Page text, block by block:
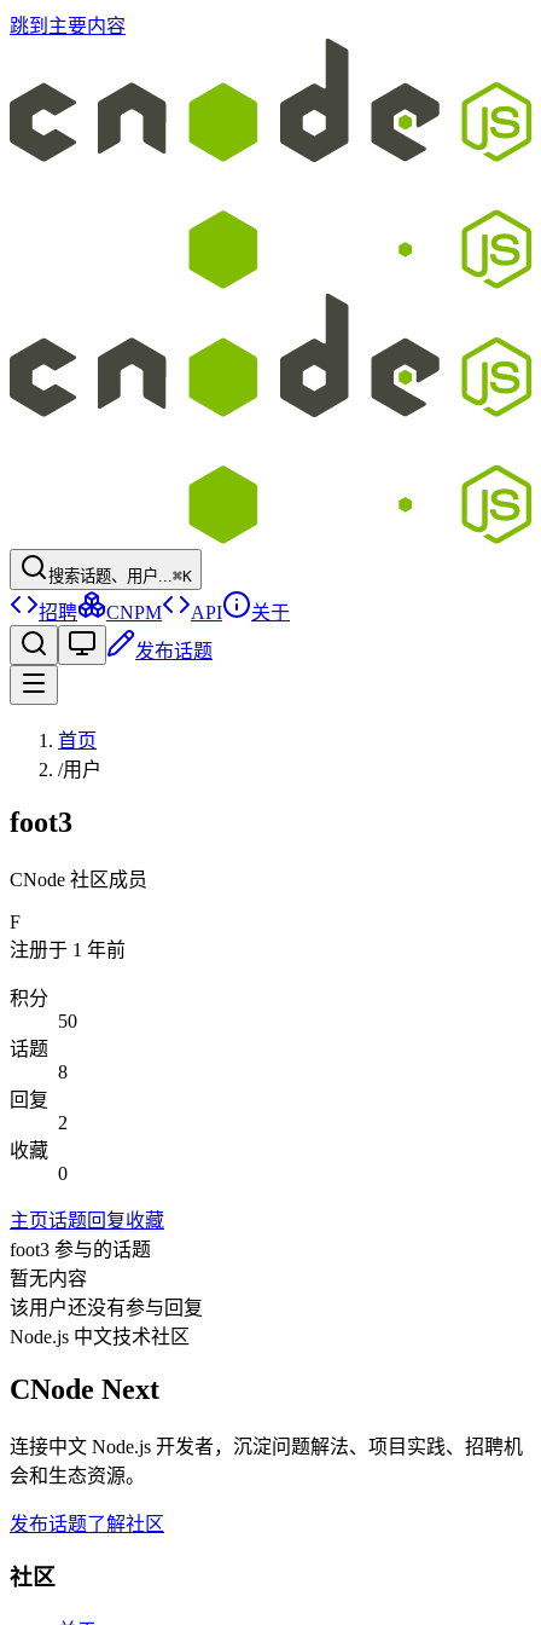
跳到主要内容
搜索话题、用户...⌘K
招聘 CNPM API
关于
发布话题
首页
/用户
foot3
CNode 社区成员
F
注册于 1 年前
积分
50
话题
8
回复
2
收藏
0
主页话题回复收藏
foot3 参与的话题
暂无内容
该用户还没有参与回复
Node.js 中文技术社区
CNode Next
连接中文 Node.js 开发者，沉淀问题解法、项目实践、招聘机
会和生态资源。
发布话题了解社区
社区